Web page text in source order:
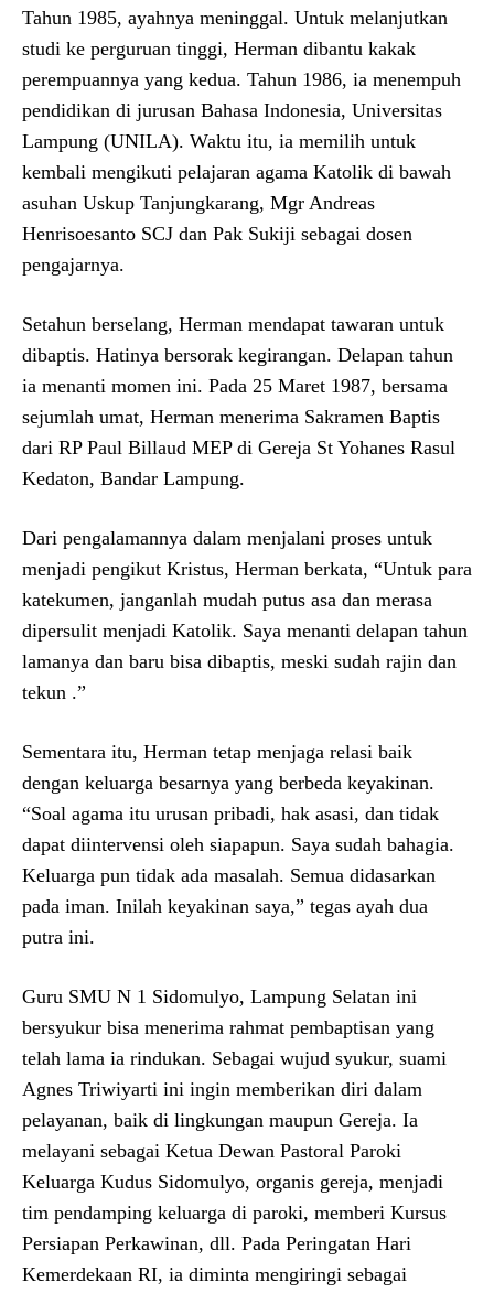
Tahun 1985, ayahnya meninggal. Untuk melanjutkan
studi ke perguruan tinggi, Herman dibantu kakak
perempuannya yang kedua. Tahun 1986, ia menempuh
pendidikan di jurusan Bahasa Indonesia, Universitas
Lampung (UNILA). Waktu itu, ia memilih untuk
kembali mengikuti pelajaran agama Katolik di bawah
asuhan Uskup Tanjungkarang, Mgr Andreas
Henrisoesanto SCJ dan Pak Sukiji sebagai dosen
pengajarnya.
Setahun berselang, Herman mendapat tawaran untuk
dibaptis. Hatinya bersorak kegirangan. Delapan tahun
ia menanti momen ini. Pada 25 Maret 1987, bersama
sejumlah umat, Herman menerima Sakramen Baptis
dari RP Paul Billaud MEP di Gereja St Yohanes Rasul
Kedaton, Bandar Lampung.
Dari pengalamannya dalam menjalani proses untuk
menjadi pengikut Kristus, Herman berkata, “Untuk para
katekumen, janganlah mudah putus asa dan merasa
dipersulit menjadi Katolik. Saya menanti delapan tahun
lamanya dan baru bisa dibaptis, meski sudah rajin dan
tekun .”
Sementara itu, Herman tetap menjaga relasi baik
dengan keluarga besarnya yang berbeda keyakinan.
“Soal agama itu urusan pribadi, hak asasi, dan tidak
dapat diintervensi oleh siapapun. Saya sudah bahagia.
Keluarga pun tidak ada masalah. Semua didasarkan
pada iman. Inilah keyakinan saya,” tegas ayah dua
putra ini.
Guru SMU N 1 Sidomulyo, Lampung Selatan ini
bersyukur bisa menerima rahmat pembaptisan yang
telah lama ia rindukan. Sebagai wujud syukur, suami
Agnes Triwiyarti ini ingin memberikan diri dalam
pelayanan, baik di lingkungan maupun Gereja. Ia
melayani sebagai Ketua Dewan Pastoral Paroki
Keluarga Kudus Sidomulyo, organis gereja, menjadi
tim pendamping keluarga di paroki, memberi Kursus
Persiapan Perkawinan, dll. Pada Peringatan Hari
Kemerdekaan RI, ia diminta mengiringi sebagai